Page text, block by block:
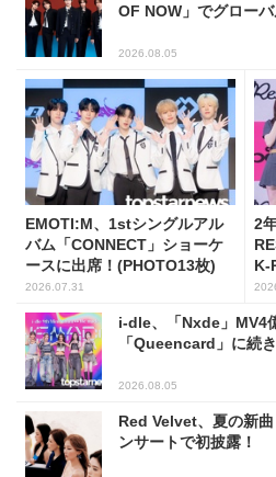
OF NOW」でグロー
2026.08.05
EMOTI:M、1stシングルアル
バム「CONNECT」ショーケ
ースに出席！(PHOTO13枚)
2026.07.31
2
K-
ト
i-dle、「Nxde」MV4
「Queencard」に続
2026.08.05
Red Velvet、夏の新
ンサートで初披露！